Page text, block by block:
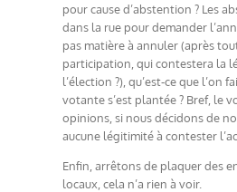
pour cause d’abstention ? Les
dans la rue pour demander
pas matière à annuler (après
participation, qui contestera la
l’élection ?), qu’est-ce que l’on
votante s’est plantée ? Bref, le
opinions, si nous décidons de
aucune légitimité à contester
Enfin, arrêtons de plaquer des
locaux, cela n’a rien à voir.